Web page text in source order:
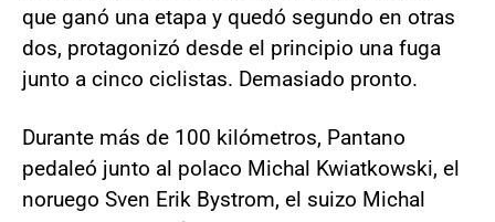
que ganó una etapa y quedó segundo en otras
dos, protagonizó desde el principio una fuga
junto a cinco ciclistas. Demasiado pronto.
Durante más de 100 kilómetros, Pantano
pedaleó junto al polaco Michal Kwiatkowski, el
noruego Sven Erik Bystrom, el suizo Michal